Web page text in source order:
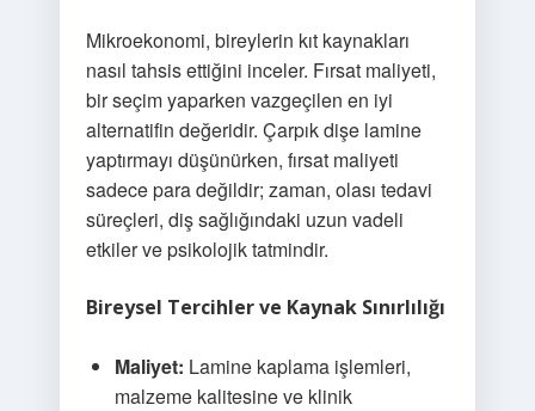
Mikroekonomi, bireylerin kıt kaynakları
nasıl tahsis ettiğini inceler. Fırsat maliyeti,
bir seçim yaparken vazgeçilen en iyi
alternatifin değeridir. Çarpık dişe lamine
yaptırmayı düşünürken, fırsat maliyeti
sadece para değildir; zaman, olası tedavi
süreçleri, diş sağlığındaki uzun vadeli
etkiler ve psikolojik tatmindir.
Bireysel Tercihler ve Kaynak Sınırlılığı
Maliyet: Lamine kaplama işlemleri,
malzeme kalitesine ve klinik